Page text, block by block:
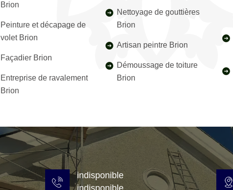
Brion
Peinture et décapage de
volet Brion
Façadier Brion
Entreprise de ravalement
Brion
Nettoyage de gouttières
Brion
Artisan peintre Brion
Démoussage de toiture
Brion
indisponible
indisponible